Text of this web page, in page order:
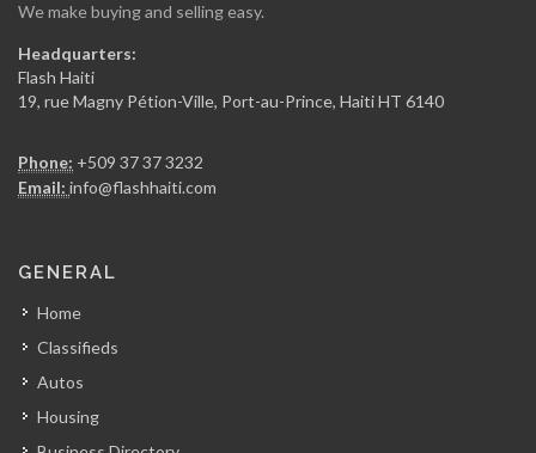
We make buying and selling easy.
Headquarters:
Flash Haiti
19, rue Magny Pétion-Ville, Port-au-Prince, Haiti HT 6140
Phone: +509 37 37 3232
Email: info@flashhaiti.com
GENERAL
Home
Classifieds
Autos
Housing